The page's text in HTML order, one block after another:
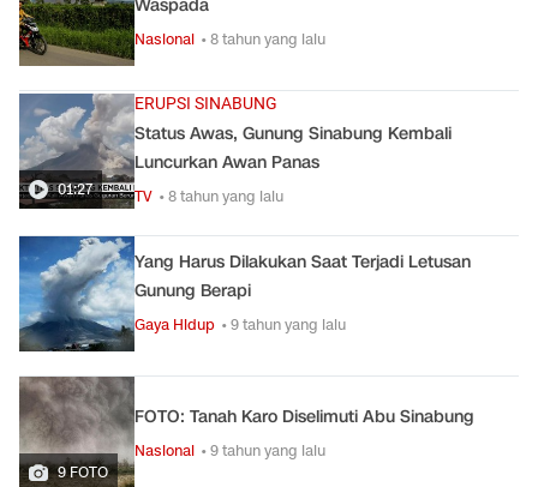
Waspada
Nasional • 8 tahun yang lalu
01:27
ERUPSI SINABUNG
Status Awas, Gunung Sinabung Kembali
Luncurkan Awan Panas
TV • 8 tahun yang lalu
Yang Harus Dilakukan Saat Terjadi Letusan
Gunung Berapi
Gaya Hidup • 9 tahun yang lalu
9 FOTO
FOTO: Tanah Karo Diselimuti Abu Sinabung
Nasional • 9 tahun yang lalu